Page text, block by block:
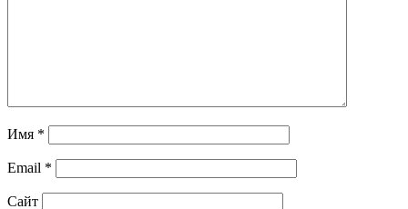
Имя *
Email *
Сайт